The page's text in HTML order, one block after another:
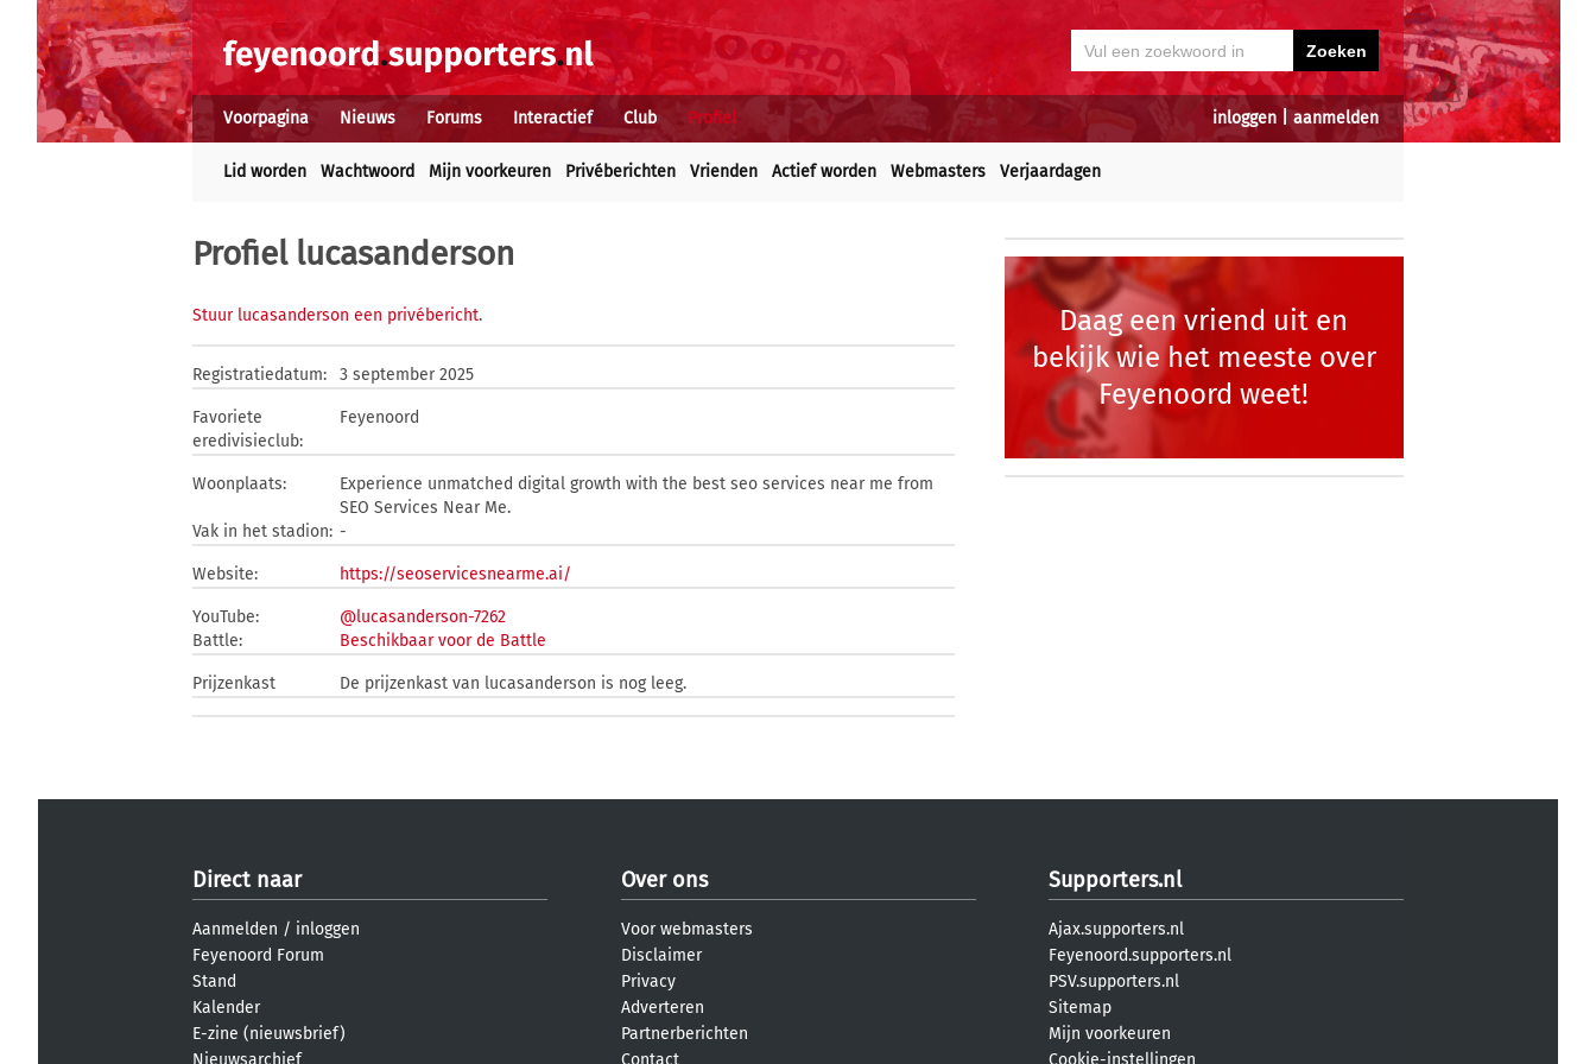
inloggen aanmelden
Voorpagina Nieuws Forums Interactief Club Profiel
Lid worden Wachtwoord Mijn voorkeuren Privéberichten Vrienden Actief worden Webmasters Verjaardagen
Profiel lucasanderson
Stuur lucasanderson een privébericht.
Registratiedatum: 3 september 2025
Favoriete
eredivisieclub:
Feyenoord
Woonplaats:
Experience unmatched digital growth with the best seo services near me from
SEO Services Near Me.
Vak in het stadion: -
Website: https://seoservicesnearme.ai/
YouTube:
@lucasanderson-7262
Battle:
Beschikbaar voor de Battle
Prijzenkast De prijzenkast van lucasanderson is nog leeg.
Daag een vriend uit en
bekijk wie het meeste over
Feyenoord weet!
Direct naar
Aanmelden / inloggen
Feyenoord Forum
Stand
Kalender
E-zine (nieuwsbrief)
Nieuwsarchief
Over ons
Voor webmasters
Disclaimer
Privacy
Adverteren
Partnerberichten
Contact
Supporters.nl
Ajax.supporters.nl
Feyenoord.supporters.nl
PSV.supporters.nl
Sitemap
Mijn voorkeuren
Cookie-instellingen